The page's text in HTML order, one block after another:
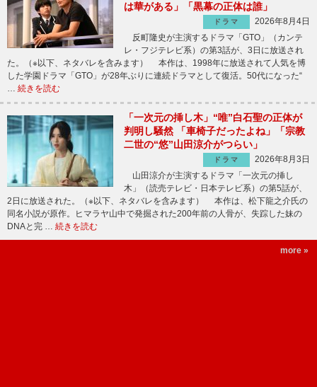
は華がある」「黒幕の正体は誰」
ドラマ
2026年8月4日
反町隆史が主演するドラマ「GTO」（カンテ
レ・フジテレビ系）の第3話が、3日に放送され
た。（※以下、ネタバレを含みます） 本作は、1998年に放送されて人気を博
した学園ドラマ「GTO」が28年ぶりに連続ドラマとして復活。50代になった“
… 続きを読む
「一次元の挿し木」“唯”白石聖の正体が
判明し騒然 「車椅子だったよね」「宗教
二世の“悠”山田涼介がつらい」
ドラマ
2026年8月3日
山田涼介が主演するドラマ「一次元の挿し
木」（読売テレビ・日本テレビ系）の第5話が、
2日に放送された。（※以下、ネタバレを含みます） 本作は、松下龍之介氏の
同名小説が原作。ヒマラヤ山中で発掘された200年前の人骨が、失踪した妹の
DNAと完 … 続きを読む
more »